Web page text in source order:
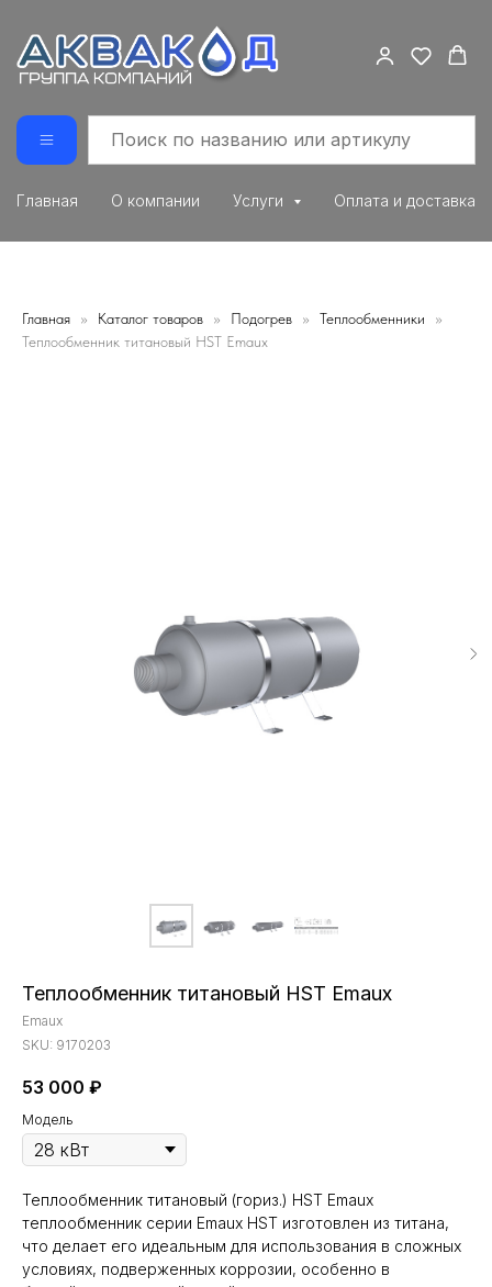
Главная О компании Услуги Оплата и доставка
Главная Каталог товаров Подогрев
Теплообменники
Теплообменник титановый HST Emaux
Теплообменник титановый HST Emaux
Emaux
SKU: 9170203
53 000 ₽
Модель
Теплообменник титановый (гориз.) HST Emaux
теплообменник серии Emaux HST изготовлен из титана,
что делает его идеальным для использования в сложных
условиях, подверженных коррозии, особенно в